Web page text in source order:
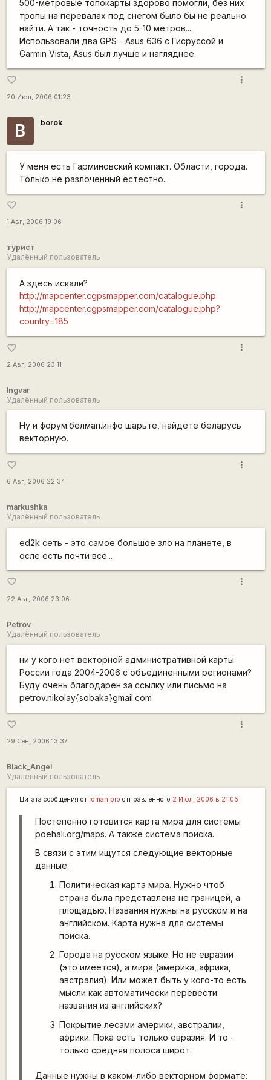
500-метровые топокарты здорово помогли, без них
тропы на перевалах под снегом было бы не реально
найти. А так - точность до 5-10 метров...
Использовали два GPS - Asus 636 с Гисруссой и
Garmin Vista, Asus был лучше и нагляднее.
favorite_border
20 Июл, 2006 01:23
more_vert
B borok
У меня есть Гарминовский компакт. Области, города.
Только не разлоченный естестно...
favorite_border
1 Авг, 2006 19:06
more_vert
турист
Удалённый пользователь
А здесь искали?
http://mapcenter.cgpsmapper.com/catalogue.php
http://mapcenter.cgpsmapper.com/catalogue.php?
country=185
favorite_border
2 Авг, 2006 23:11
more_vert
Ingvar
Удалённый пользователь
Ну и форум.белмап.инфо шарьте, найдете беларусь
векторную.
favorite_border
6 Авг, 2006 22:34
more_vert
markushka
Удалённый пользователь
ed2k сеть - это самое большое зло на планете, в
осле есть почти всё...
favorite_border
22 Авг, 2006 23:06
more_vert
Petrov
Удалённый пользователь
ни у кого нет векторной административной карты
России года 2004-2006 с объединенными регионами?
Буду очень благодарен за ссылку или письмо на
petrov.nikolay{sobaka}gmail.com
favorite_border
29 Сен, 2006 13:37
more_vert
Black_Angel
Удалённый пользователь
Цитата сообщения от roman pro отправленного 2 Июл, 2006 в 21:05
Постепенно готовится карта мира для системы
poehali.org/maps. А также система поиска.
В связи с этим ищутся следующие векторные
данные:
Политическая карта мира. Нужно чтоб
страна была представлена не границей, а
площадью. Названия нужны на русском и на
английском. Карта нужна для системы
поиска.
Города на русском языке. Но не евразии
(это имеется), а мира (америка, африка,
австралия). Или может быть у кого-то есть
мысли как автоматически перевести
названия из английских?
Покрытие лесами америки, австралии,
африки. Пока есть только евразия. И то -
только средняя полоса широт.
Данные нужны в каком-либо векторном формате: